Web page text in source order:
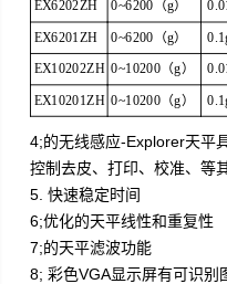
EX6202ZH 0~6200（g）
EX6201ZH 0~6200（g）
EX10202ZH 0~10200（g）
EX10201ZH 0~10200（g）
4;的无线感应-Explorer天平
控制去皮、打印、校准、等
5. 快速稳定时间
6;优化的天平线性和重复性
7;的天平滤波功能
8; 彩色VGA显示屏有可识别